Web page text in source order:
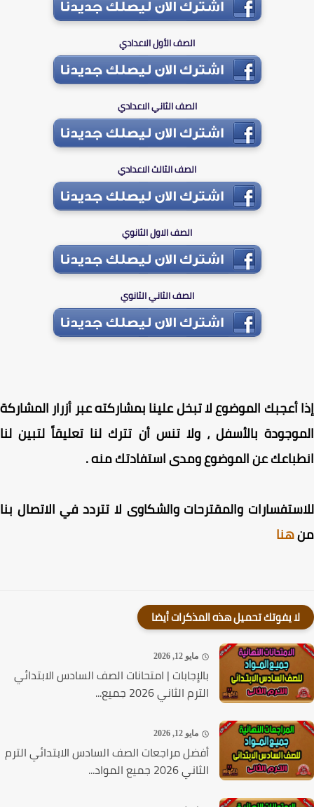
الصف الأول الاعدادي
الصف الثاني الاعدادي
الصف الثالث الاعدادي
الصف الاول الثانوي
الصف الثاني الثانوي
أعجبك الموضوع لا تبخل علينا بمشاركته عبر أزرار المشاركة
بالأسفل ، ولا تنس أن تترك لنا تعليقاً لتبين لنا
عن الموضوع ومدى استفادتك منه .
والمقترحات والشكاوى لا تتردد في الاتصال بنا
هنا
لا يفوتك تحميل هذه المذكرات أيضا
مايو 12, 2026
بالإجابات | امتحانات الصف السادس الابتدائي
الترم الثاني 2026 جميع...
مايو 12, 2026
أفضل مراجعات الصف السادس الابتدائي الترم
الثاني 2026 جميع المواد...